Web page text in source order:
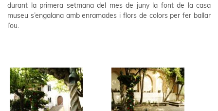
durant la primera setmana del mes de juny la font de la casa
museu s’engalana amb enramades i flors de colors per fer ballar
l’ou.